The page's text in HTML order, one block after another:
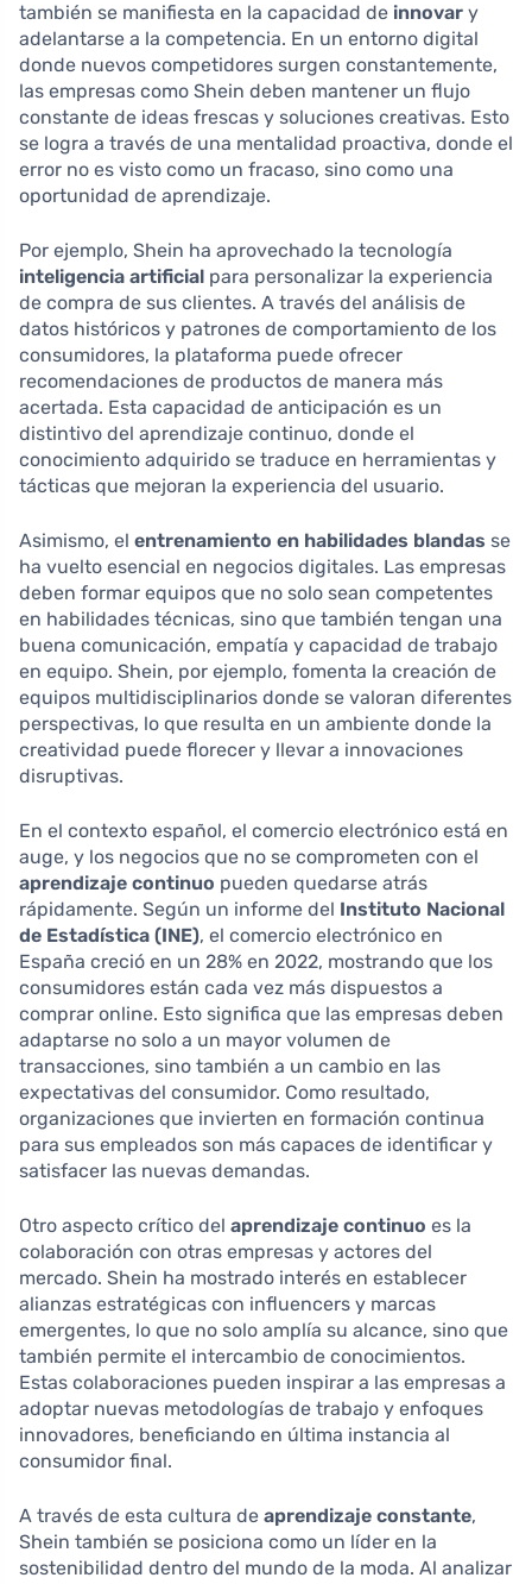
también se manifiesta en la capacidad de innovar y
adelantarse a la competencia. En un entorno digital
donde nuevos competidores surgen constantemente,
las empresas como Shein deben mantener un flujo
constante de ideas frescas y soluciones creativas. Esto
se logra a través de una mentalidad proactiva, donde el
error no es visto como un fracaso, sino como una
oportunidad de aprendizaje.
Por ejemplo, Shein ha aprovechado la tecnología
inteligencia artificial para personalizar la experiencia
de compra de sus clientes. A través del análisis de
datos históricos y patrones de comportamiento de los
consumidores, la plataforma puede ofrecer
recomendaciones de productos de manera más
acertada. Esta capacidad de anticipación es un
distintivo del aprendizaje continuo, donde el
conocimiento adquirido se traduce en herramientas y
tácticas que mejoran la experiencia del usuario.
Asimismo, el entrenamiento en habilidades blandas se
ha vuelto esencial en negocios digitales. Las empresas
deben formar equipos que no solo sean competentes
en habilidades técnicas, sino que también tengan una
buena comunicación, empatía y capacidad de trabajo
en equipo. Shein, por ejemplo, fomenta la creación de
equipos multidisciplinarios donde se valoran diferentes
perspectivas, lo que resulta en un ambiente donde la
creatividad puede florecer y llevar a innovaciones
disruptivas.
En el contexto español, el comercio electrónico está en
auge, y los negocios que no se comprometen con el
aprendizaje continuo pueden quedarse atrás
rápidamente. Según un informe del Instituto Nacional
de Estadística (INE), el comercio electrónico en
España creció en un 28% en 2022, mostrando que los
consumidores están cada vez más dispuestos a
comprar online. Esto significa que las empresas deben
adaptarse no solo a un mayor volumen de
transacciones, sino también a un cambio en las
expectativas del consumidor. Como resultado,
organizaciones que invierten en formación continua
para sus empleados son más capaces de identificar y
satisfacer las nuevas demandas.
Otro aspecto crítico del aprendizaje continuo es la
colaboración con otras empresas y actores del
mercado. Shein ha mostrado interés en establecer
alianzas estratégicas con influencers y marcas
emergentes, lo que no solo amplía su alcance, sino que
también permite el intercambio de conocimientos.
Estas colaboraciones pueden inspirar a las empresas a
adoptar nuevas metodologías de trabajo y enfoques
innovadores, beneficiando en última instancia al
consumidor final.
A través de esta cultura de aprendizaje constante,
Shein también se posiciona como un líder en la
sostenibilidad dentro del mundo de la moda. Al analizar